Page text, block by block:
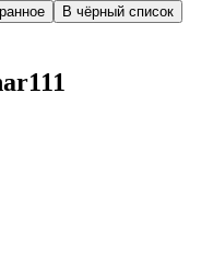
В чёрный список